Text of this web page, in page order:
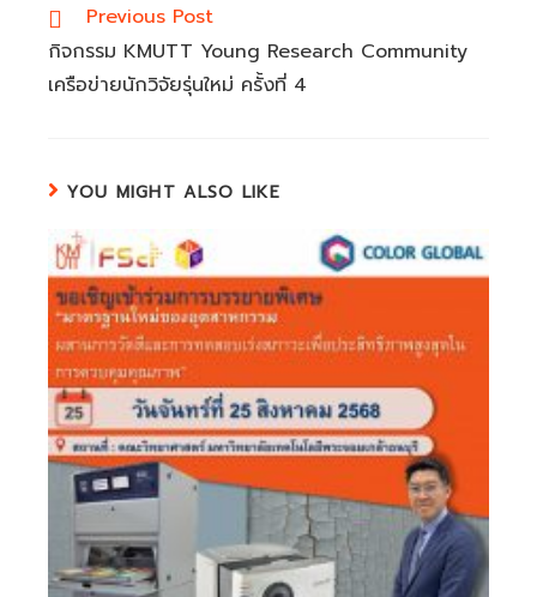
Read
articles
Previous Post
กิจกรรม KMUTT Young Research Community
เครือข่ายนักวิจัยรุ่นใหม่ ครั้งที่ 4
YOU MIGHT ALSO LIKE